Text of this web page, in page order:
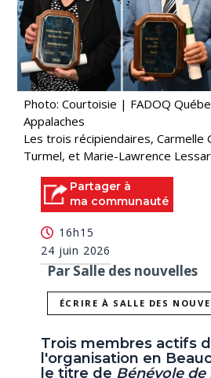
Photo: Courtoisie | FADOQ
Appalaches
Les trois récipiendaires, Carmelle
Turmel, et Marie-Lawrence
Partager à
ma communauté
16h15
24 juin 2026
Par Salle des nouvelles
ÉCRIRE À SALLE DES
Trois membres actifs
l'organisation en
le titre de Bénévole de